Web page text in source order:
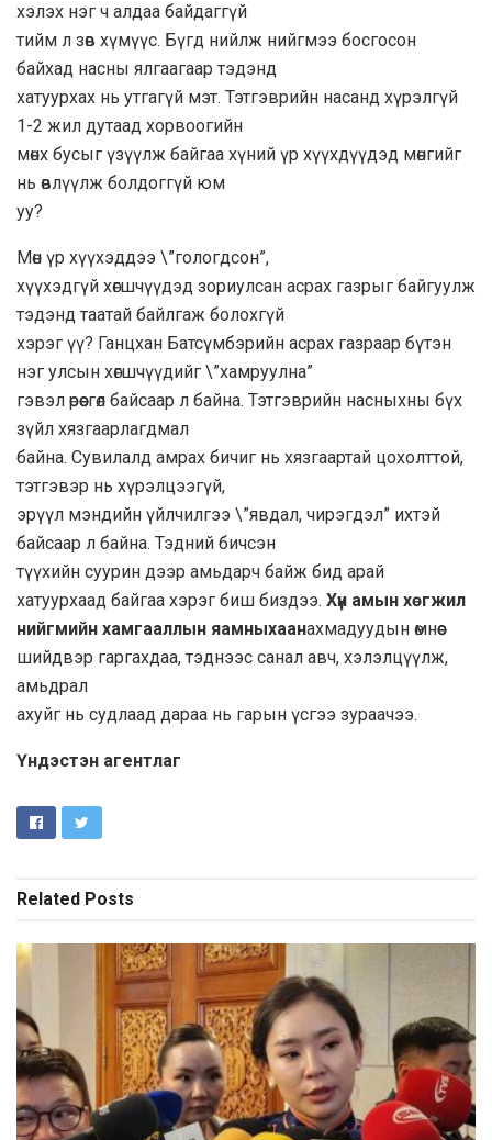
хэлэх нэг ч алдаа байдаггүй
тийм л зөв хүмүүс. Бүгд нийлж нийгмээ босгосон
байхад насны ялгаагаар тэдэнд
хатуурхах нь утгагүй мэт. Тэтгэврийн насанд хүрэлгүй
1-2 жил дутаад хорвоогийн
мөнх бусыг үзүүлж байгаа хүний үр хүүхдүүдэд мөнгийг
нь өвлүүлж болдоггүй юм
уу?
Мөн үр хүүхэддээ \”гологдсон”,
хүүхэдгүй хөгшчүүдэд зориулсан асрах газрыг байгуулж
тэдэнд таатай байлгаж болохгүй
хэрэг үү? Ганцхан Батсүмбэрийн асрах газраар бүтэн
нэг улсын хөгшчүүдийг \”хамруулна”
гэвэл өрөөсгөл байсаар л байна. Тэтгэврийн насныхны бүх
зүйл хязгаарлагдмал
байна. Сувилалд амрах бичиг нь хязгаартай цохолттой,
тэтгэвэр нь хүрэлцээгүй,
эрүүл мэндийн үйлчилгээ \”явдал, чирэгдэл” ихтэй
байсаар л байна. Тэдний бичсэн
түүхийн суурин дээр амьдарч байж бид арай
хатуурхаад байгаа хэрэг биш биздээ. Хүн амын хөгжил
нийгмийн хамгааллын яамныхаанахмадуудын өмнөөс
шийдвэр гаргахдаа, тэднээс санал авч, хэлэлцүүлж,
амьдрал
ахуйг нь судлаад дараа нь гарын үсгээ зураачээ.
Үндэстэн агентлаг
Related Posts